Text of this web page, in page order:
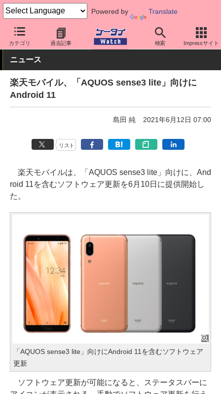
Powered by Translate
カテゴリ 過去記事 検索 Impressサイト
ケータイ Watch キャリア 楽天 ソフト更新
ニュース
楽天モバイル、「AQUOS sense3 lite」向けに
Android 11
島田 純 2021年6月12日 07:00
リスト
楽天モバイルは、「AQUOS sense3 lite」向けに、And
roid 11を含むソフトウェア更新を6月10日に提供開始し
た。
「AQUOS sense3 lite」向けにAndroid 11を含むソフトウェア
更新
ソフトウェア更新が可能になると、ステータスバーに